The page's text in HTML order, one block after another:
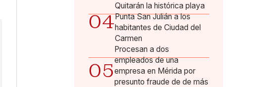
04
Quitarán la histórica playa
Punta San Julián a los
habitantes de Ciudad del
Carmen
05
Procesan a dos
empleados de una
empresa en Mérida por
presunto fraude de de más